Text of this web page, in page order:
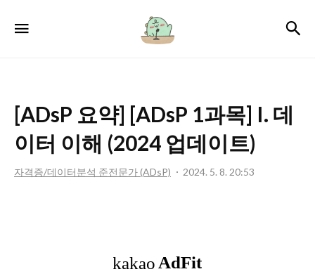
서
윤
[ADsP 요약] [ADsP 1과목] I. 데
이터 이해 (2024 업데이트)
자격증/데이터분석 준전문가 (ADsP) 2024. 5. 8. 20:53